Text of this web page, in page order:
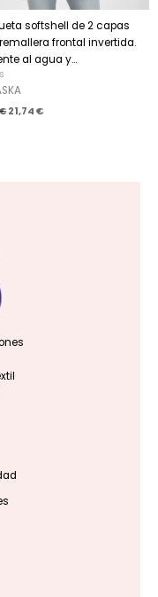
softshell de 2 capas
frontal invertida.
al agua y...
€ 21,74 €